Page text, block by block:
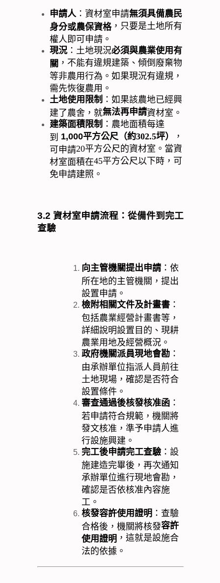
申請人：資材室申請無須具備農民
身分或農保資格，只要是土地所有
權人即可申請。
現況 ：土地現況必須與農業使用有
關 ，不能有違規建築、傾倒廢棄物
等非農用行為。如果現況有違規，
需先恢復農用。
土地使用限制 ：如果該農地已經興
建了農舍，就無法再申請資材室。
建築面積限制 ：農地面積每達
到 1,000平方公尺（約302.5坪） ，
可申請20平方公尺的資材室。當資
材室面積在45平方公尺以下時，可
免申請建照。
3.2 資材室申請流程：從備件到完工
查驗
向主管機關提出申請 ：依
所在地的主管機關，提出
設置申請。
檢附相關文件及計畫書 ：
包括農業經營計畫書等，
詳細說明設置目的、現耕
農業用地及經營概況。
政府機關派員現地會勘 ：
由承辦單位指派人員前往
土地現場，確認是否符合
設置條件。
審查通過後核發核准函 ：
若申請符合規範，機關將
發文核准，準予申請人進
行設施興建。
完工後申請完工查驗：設
施建造完畢後，再次通知
承辦單位進行現地會勘，
確認是否依核准內容施
工。
核發容許使用證明 ：查驗
合格後，機關將核發容許
使用證明 ，這就是設施合
法的依據。